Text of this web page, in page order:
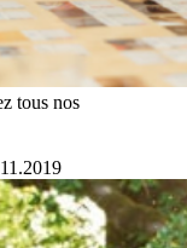
tous nos